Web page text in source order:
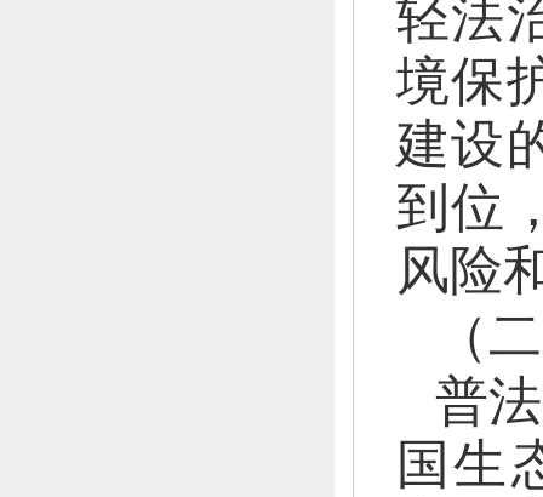
轻法
境保
建设
到位
风险
（
普
国生